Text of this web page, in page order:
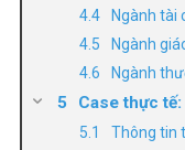
Ngành tài
Ngành
Ngành
Case thực
Thông tin